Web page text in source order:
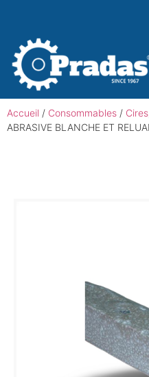
Accueil / Consommables /
ABRASIVE BLANCHE ET